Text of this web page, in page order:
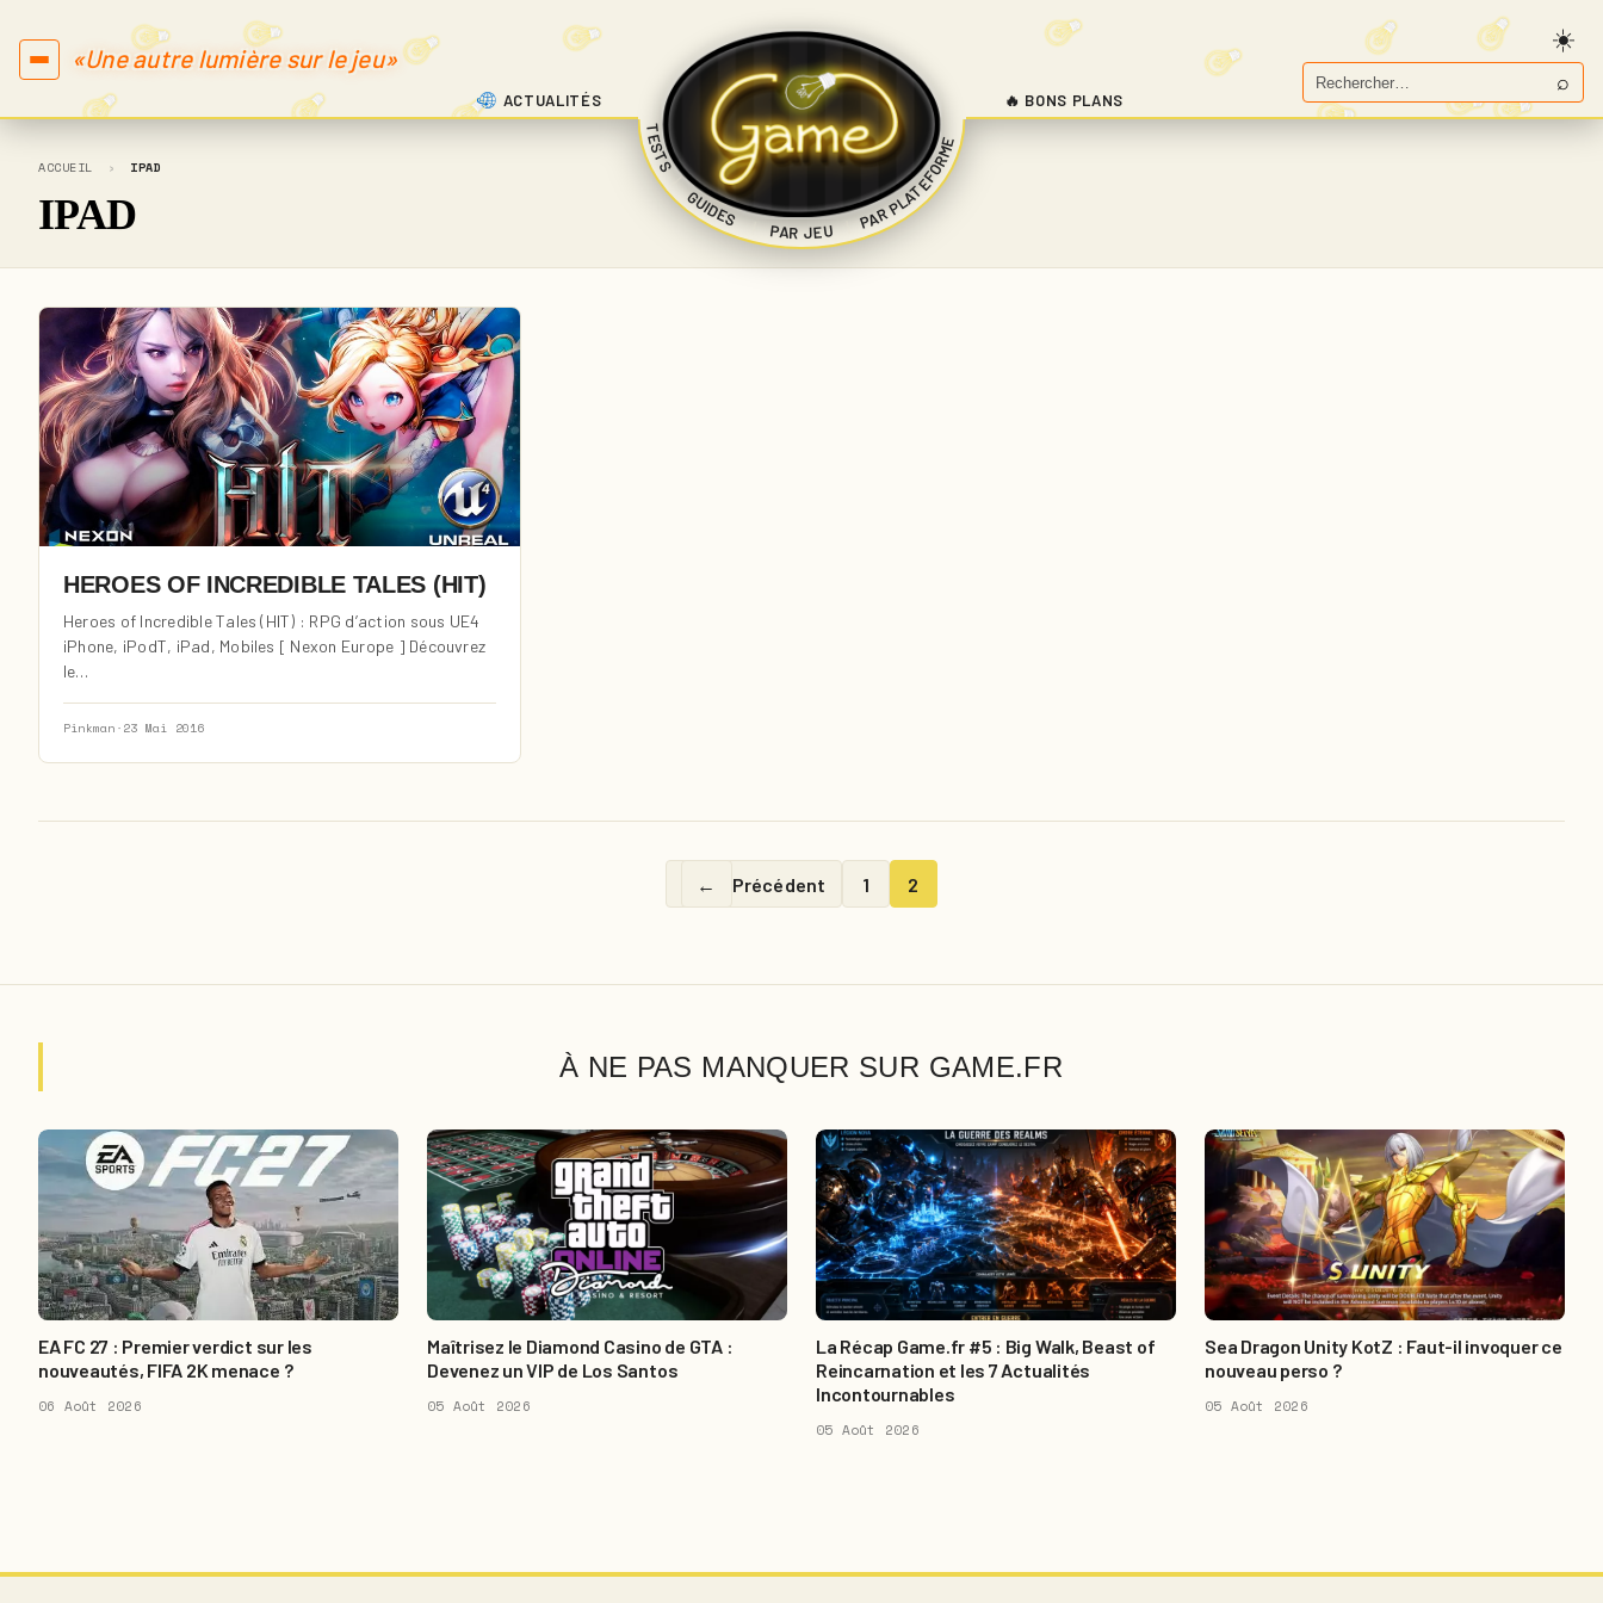
«Une autre lumière sur le jeu»
Rechercher
⌕
ACTUALITÉS
TESTS
GUIDES
PAR JEU PAR PLATEFORME
|
| |
🔥 BONS PLANS
ACCUEIL › IPAD
IPAD
HEROES OF INCREDIBLE TALES (HIT)
Heroes of Incredible Tales (HIT) : RPG d’action sous UE4
iPhone, iPodT, iPad, Mobiles [ Nexon Europe ] Découvrez
le…
Pinkman · 23 Mai 2016
← Précédent 1 2
À NE PAS MANQUER SUR GAME.FR
EA FC 27 : Premier verdict sur les
nouveautés, FIFA 2K menace ?
06 Août 2026
Maîtrisez le Diamond Casino de GTA :
Devenez un VIP de Los Santos
05 Août 2026
La Récap Game.fr #5 : Big Walk, Beast of
Reincarnation et les 7 Actualités
Incontournables
05 Août 2026
Sea Dragon Unity KotZ : Faut-il invoquer ce
nouveau perso ?
05 Août 2026